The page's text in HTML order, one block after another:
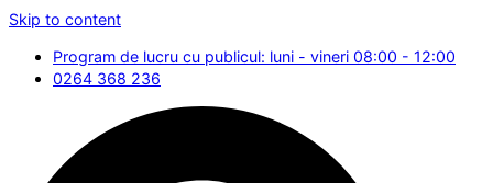
Skip to content
Program de lucru cu publicul: luni - vineri 08:00 - 12:00
0264 368 236